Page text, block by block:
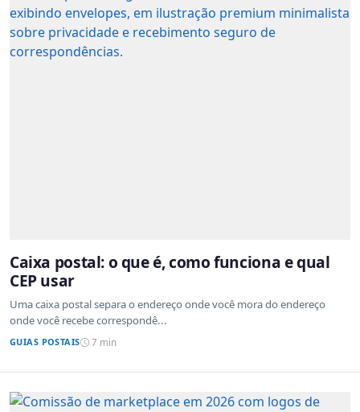
Caixa postal: o que é, como funciona e qual
CEP usar
Uma caixa postal separa o endereço onde você mora do endereço
onde você recebe correspondê...
GUIAS POSTAIS 7 min